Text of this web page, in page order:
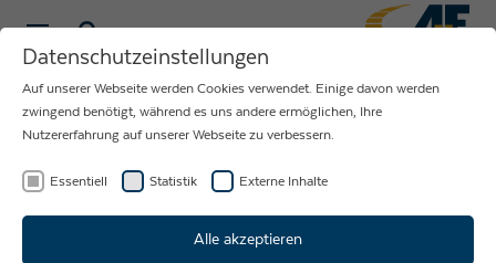
NEUIGKEITEN
RUND UM DAS
UNTERNEHMEN
AUE
Datenschutzeinstellungen
Auf unserer Webseite werden Cookies verwendet. Einige davon werden
zwingend benötigt, während es uns andere ermöglichen, Ihre
Nutzererfahrung auf unserer Webseite zu verbessern.
Essentiell Statistik Externe Inhalte
Alle akzeptieren